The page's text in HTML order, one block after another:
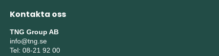
Kontakta oss
TNG Group AB
info@tng.se
Tel: 08-21 92 00